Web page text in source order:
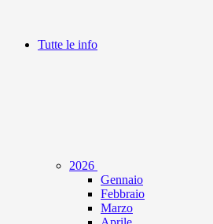
Tutte le info
2026
Gennaio
Febbraio
Marzo